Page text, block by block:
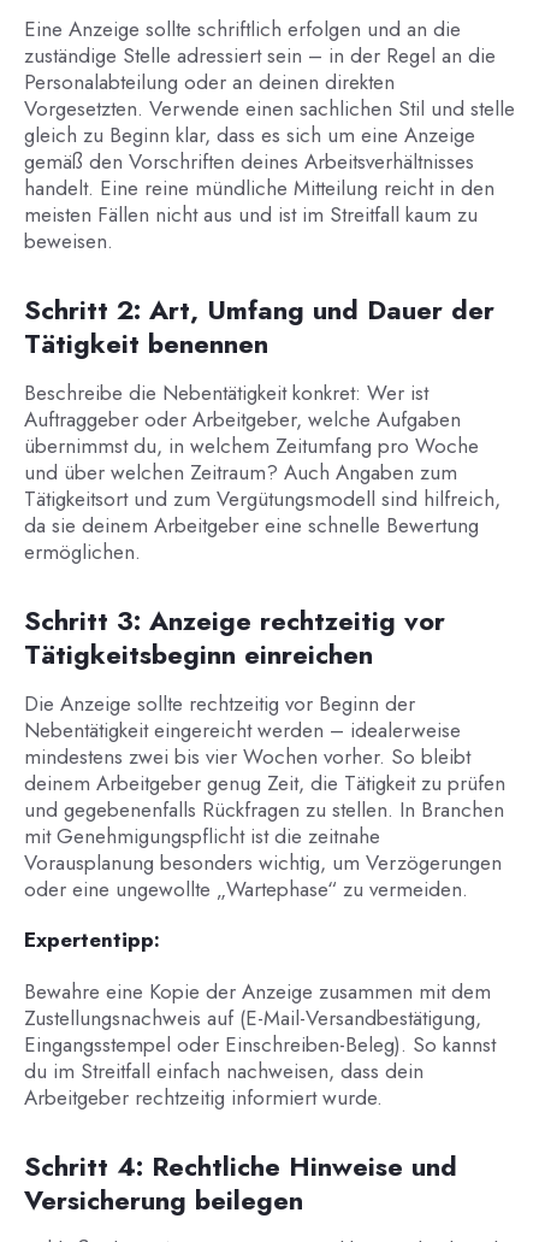
Eine Anzeige sollte schriftlich erfolgen und an die
zuständige Stelle adressiert sein – in der Regel an die
Personalabteilung oder an deinen direkten
Vorgesetzten. Verwende einen sachlichen Stil und stelle
gleich zu Beginn klar, dass es sich um eine Anzeige
gemäß den Vorschriften deines Arbeitsverhältnisses
handelt. Eine reine mündliche Mitteilung reicht in den
meisten Fällen nicht aus und ist im Streitfall kaum zu
beweisen.
Schritt 2: Art, Umfang und Dauer der
Tätigkeit benennen
Beschreibe die Nebentätigkeit konkret: Wer ist
Auftraggeber oder Arbeitgeber, welche Aufgaben
übernimmst du, in welchem Zeitumfang pro Woche
und über welchen Zeitraum? Auch Angaben zum
Tätigkeitsort und zum Vergütungsmodell sind hilfreich,
da sie deinem Arbeitgeber eine schnelle Bewertung
ermöglichen.
Schritt 3: Anzeige rechtzeitig vor
Tätigkeitsbeginn einreichen
Die Anzeige sollte rechtzeitig vor Beginn der
Nebentätigkeit eingereicht werden – idealerweise
mindestens zwei bis vier Wochen vorher. So bleibt
deinem Arbeitgeber genug Zeit, die Tätigkeit zu prüfen
und gegebenenfalls Rückfragen zu stellen. In Branchen
mit Genehmigungspflicht ist die zeitnahe
Vorausplanung besonders wichtig, um Verzögerungen
oder eine ungewollte „Wartephase“ zu vermeiden.
Expertentipp:
Bewahre eine Kopie der Anzeige zusammen mit dem
Zustellungsnachweis auf (E-Mail-Versandbestätigung,
Eingangsstempel oder Einschreiben-Beleg). So kannst
du im Streitfall einfach nachweisen, dass dein
Arbeitgeber rechtzeitig informiert wurde.
Schritt 4: Rechtliche Hinweise und
Versicherung beilegen